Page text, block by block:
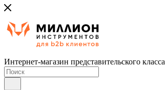
Интернет-магазин представительского класса